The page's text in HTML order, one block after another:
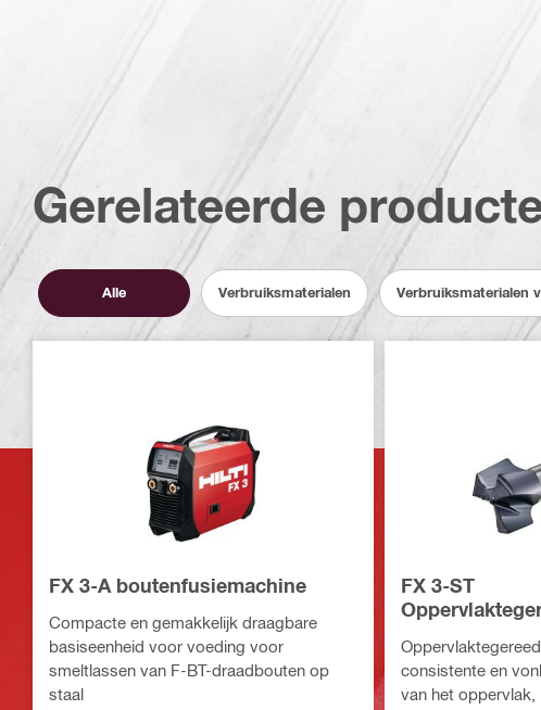
Gerelateerde
Alle Verbruiksmaterialen Verbruiksmaterialen
FX 3-A boutenfusiemachine
Compacte en gemakkelijk draagbare
basiseenheid voor voeding voor
smeltlassen van F-BT-draadbouten op
staal
FX 3-ST
consistente en
van het oppervlak,